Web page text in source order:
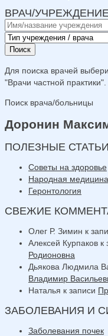
ВРАЧ/
Поиск
Для поиска врачей
"Врачи частной практики".
Поиск врача/больницы
Доронин
ПОЛЕЗНЫЕ СТАТЬИ
Советы на здоровье
Народная медицина
Геронтология
СВЕЖИЕ
Олег Р. Зимин к
Алексей Курпаков к
Родионовна
Дьякова Людмила
Владимир
Наталья к записи
ЗАБОЛЕВАНИЯ И
Заболевания почек